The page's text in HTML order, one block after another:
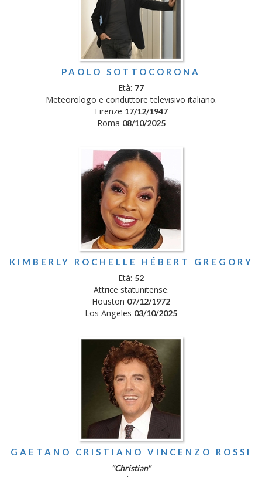
PAOLO SOTTOCORONA
Età: 77
Meteorologo e conduttore televisivo italiano.
Firenze 17/12/1947
Roma 08/10/2025
KIMBERLY ROCHELLE HÉBERT GREGORY
Età: 52
Attrice statunitense.
Houston 07/12/1972
Los Angeles 03/10/2025
GAETANO CRISTIANO VINCENZO ROSSI
"Christian"